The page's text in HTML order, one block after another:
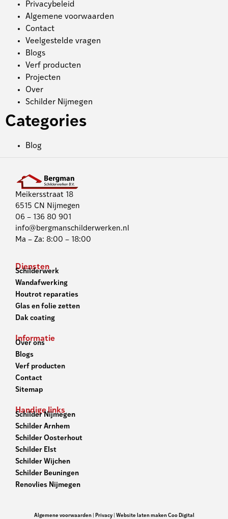
Privacybeleid
Algemene voorwaarden
Contact
Veelgestelde vragen
Blogs
Verf producten
Projecten
Over
Schilder Nijmegen
Categories
Blog
Meikersstraat 18
6515 CN Nijmegen
06 – 136 80 901
info@bergmanschilderwerken.nl
Ma – Za: 8:00 – 18:00
Diensten
Schilderwerk
Wandafwerking
Houtrot reparaties
Glas en folie zetten
Dak coating
Informatie
Over ons
Blogs
Verf producten
Contact
Sitemap
Handige links
Schilder Nijmegen
Schilder Arnhem
Schilder Oosterhout
Schilder Elst
Schilder Wijchen
Schilder Beuningen
Renovlies Nijmegen
Algemene voorwaarden| Privacy| Website laten maken Coo Digital